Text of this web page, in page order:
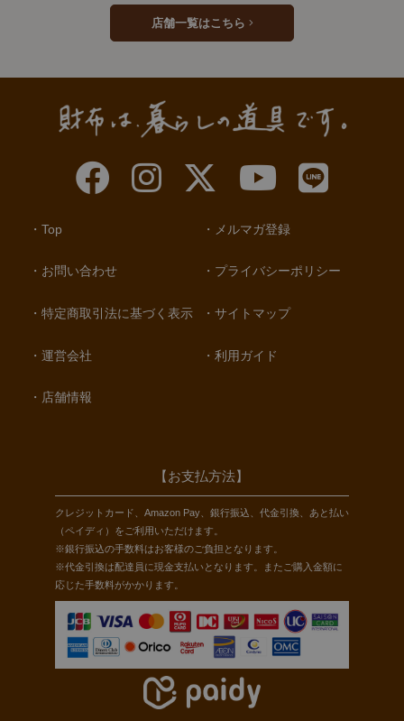
店舗一覧はこちら
Top
お問い合わせ
特定商取引法に基づく表示
運営会社
店舗情報
メルマガ登録
プライバシーポリシー
サイトマップ
利用ガイド
【お支払方法】
クレジットカード、Amazon Pay、銀行振込、代金引換、あと払い
（ペイディ）をご利用いただけます。
※銀行振込の手数料はお客様のご負担となります。
※代金引換は配達員に現金支払いとなります。またご購入金額に
応じた手数料がかかります。